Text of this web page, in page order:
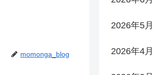
momonga_blog
2026年5月
2026年4月